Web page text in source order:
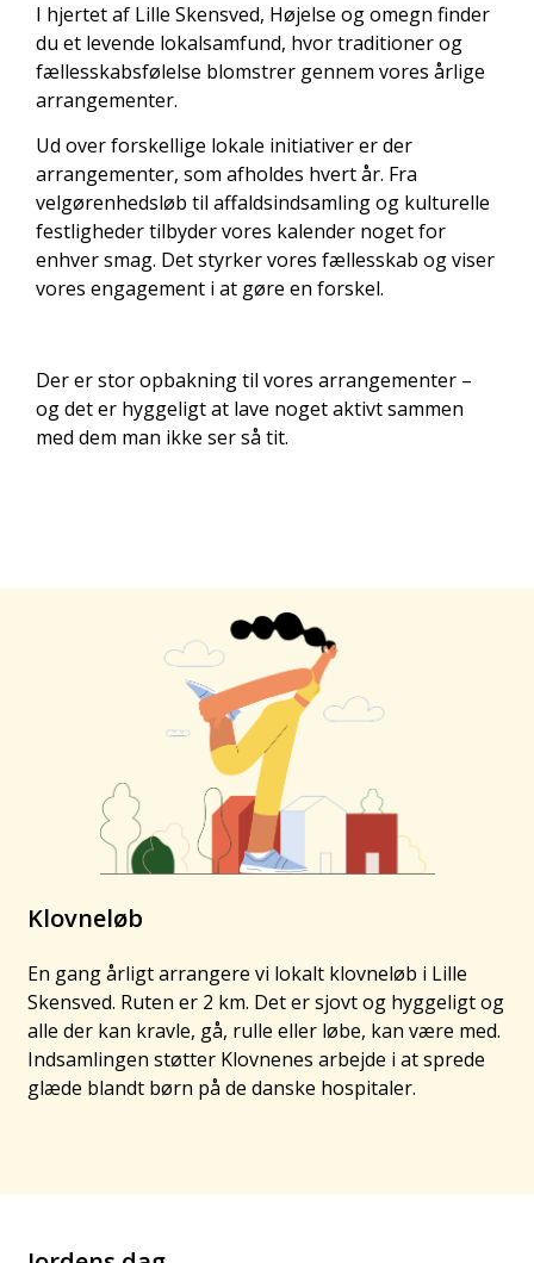
I hjertet af Lille Skensved, Højelse og omegn finder
du et levende lokalsamfund, hvor traditioner og
fællesskabsfølelse blomstrer gennem vores årlige
arrangementer.
Ud over forskellige lokale initiativer er der
arrangementer, som afholdes hvert år. Fra
velgørenhedsløb til affaldsindsamling og kulturelle
festligheder tilbyder vores kalender noget for
enhver smag. Det styrker vores fællesskab og viser
vores engagement i at gøre en forskel.
Der er stor opbakning til vores arrangementer –
og det er hyggeligt at lave noget aktivt sammen
med dem man ikke ser så tit.
Klovneløb
En gang årligt arrangere vi lokalt klovneløb i Lille
Skensved. Ruten er 2 km. Det er sjovt og hyggeligt og
alle der kan kravle, gå, rulle eller løbe, kan være med.
Indsamlingen støtter Klovnenes arbejde i at sprede
glæde blandt børn på de danske hospitaler.